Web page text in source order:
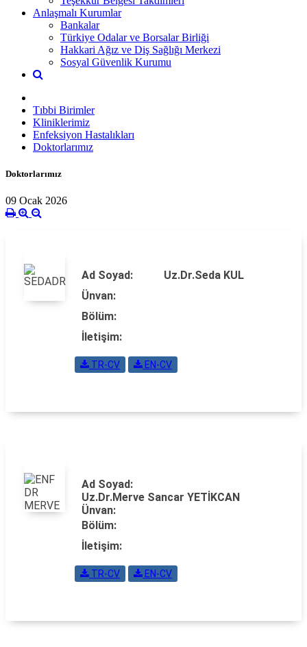
Anlaşmalı Kurumlar
Bankalar
Türkiye Odalar ve Borsalar Birliği
Hakkari Ağız ve Diş Sağlığı Merkezi
Sosyal Güvenlik Kurumu
Tıbbi Birimler
Kliniklerimiz
Enfeksiyon Hastalıkları
Doktorlarımız
Doktorlarımız
09 Ocak 2026
Ad Soyad:
Uz.Dr.Seda KUL
Ünvan:
Bölüm:
İletişim:
TR-CV EN-CV
Ad Soyad:
Uz.Dr.Merve Sancar YETİKCAN
Ünvan:
Bölüm:
İletişim:
TR-CV EN-CV